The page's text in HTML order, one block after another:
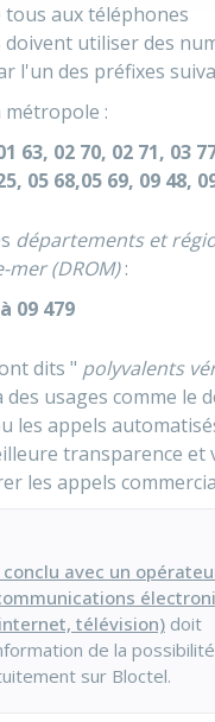
aux téléphones
doivent utiliser des
l'un des préfixes
métropole :
63, 02 70, 02 71, 03
05 68,05 69, 09 48,
départements et
(DROM):
à 09 479
dits " polyvalents
usages comme le
les appels
transparence et
les appels
avec un
télévision) doit
de la
sur Bloctel.